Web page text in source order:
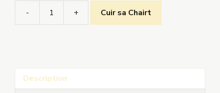
-
Comhar
+ Cuir sa Chairt
Description